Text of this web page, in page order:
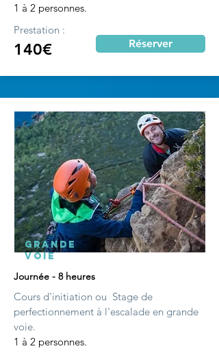
1 à 2 personnes.
Prestation :
140€ Réserver
Grande
Voie
Journée - 8 heures
Cours d'initiation ou Stage de
perfectionnement à l'escalade en grande
voie.
1 à 2 personnes.